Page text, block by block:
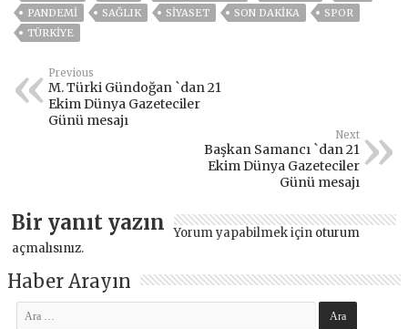
PANDEMİ
SAĞLIK SİYASET SON DAKIKA
SPOR
TÜRKİYE
Previous
M. Türki Gündoğan `dan 21
Ekim Dünya Gazeteciler
Günü mesajı
Next
Başkan Samancı `dan 21
Ekim Dünya Gazeteciler
Günü mesajı
Bir yanıt yazın Yorum yapabilmek için oturum
açmalısınız.
Haber Arayın